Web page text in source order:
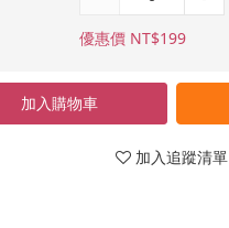
優惠價 NT$199
加入購物車
加入追蹤清單